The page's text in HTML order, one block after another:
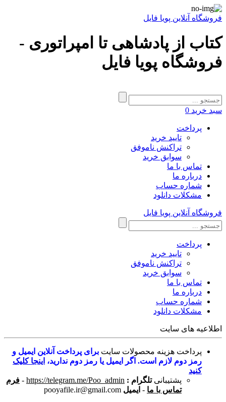
فروشگاه آنلاین پویا فایل
کتاب از پادشاهی تا امپراتوری -
فروشگاه پویا فایل
سبد خرید 0
پرداخت
تایید خرید
تراکنش ناموفق
سوابق خرید
تماس با ما
درباره ما
شماره حساب
مشکلات دانلود
فروشگاه آنلاین پویا فایل
پرداخت
تایید خرید
تراکنش ناموفق
سوابق خرید
تماس با ما
درباره ما
شماره حساب
مشکلات دانلود
اطلاعیه های سایت
پرداخت هزینه محصولات سایت برای پرداخت آنلاین ایمیل و
رمز دوم لازم است. اگر ایمیل یا رمز دوم ندارید، اینجا کلیک
کنید
پشتیبانی تلگرام : https://telegram.me/Poo_admin
- فرم
تماس با ما - ایمیل pooyafile.ir@gmail.com